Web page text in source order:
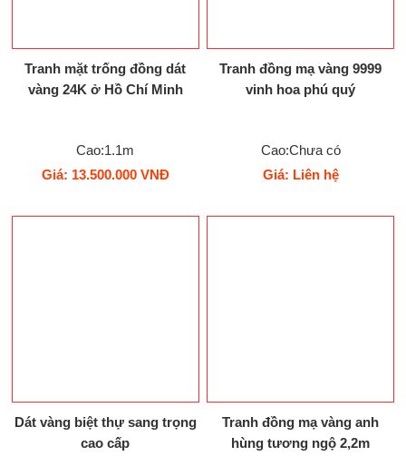
Tranh mặt trống đồng dát
vàng 24K ở Hồ Chí Minh
Cao:1.1m
Giá: 13.500.000 VNĐ
Tranh đồng mạ vàng 9999
vinh hoa phú quý
Cao:Chưa có
Giá: Liên hệ
Dát vàng biệt thự sang trọng
cao cấp
Tranh đồng mạ vàng anh
hùng tương ngộ 2,2m